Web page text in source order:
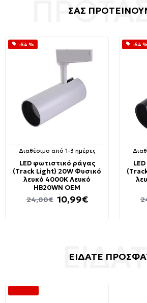
ΣΑΣ
-54 %
Διαθέσιμο από 1-3 ημέρες
LED φωτιστικό ράγας
(Track Light) 20W Φυσικό
λευκό 4000K Λευκό
HB20WN OEM
10,99€
24,00€
-54 %
ΕΙΔΑΤΕ